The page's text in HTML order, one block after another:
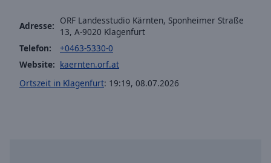
Adresse: ORF Landesstudio Kärnten, Sponheimer Straße
13, A-9020 Klagenfurt
Telefon:
+0463-5330-0
Website: kaernten.orf.at
Ortszeit in Klagenfurt: 19:19, 08.07.2026